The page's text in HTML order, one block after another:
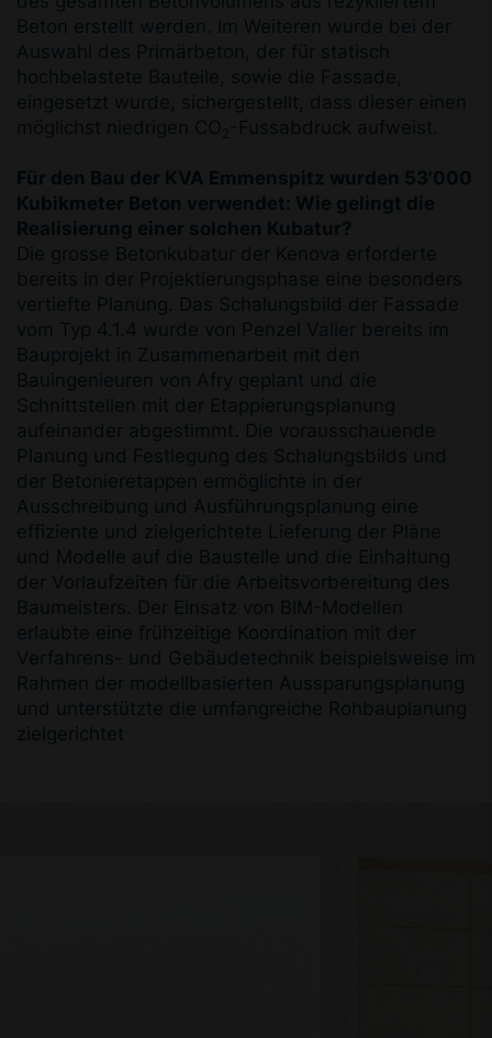
Beton erstellt werden. Im Weiteren wurde bei der
Auswahl des Primärbeton, der für statisch
hochbelastete Bauteile, sowie die Fassade,
eingesetzt wurde, sichergestellt, dass dieser einen
möglichst niedrigen CO
-Fussabdruck aufweist.
Für den Bau der KVA Emmenspitz wurden 53'000
Kubikmeter Beton verwendet: Wie gelingt die
Realisierung einer solchen Kubatur?
Die grosse Betonkubatur der Kenova erforderte
bereits in der Projektierungsphase eine besonders
vertiefte Planung. Das Schalungsbild der Fassade
vom Typ 4.1.4 wurde von Penzel Valier bereits im
Bauprojekt in Zusammenarbeit mit den
Bauingenieuren von Afry geplant und die
Schnittstellen mit der Etappierungsplanung
aufeinander abgestimmt. Die vorausschauende
Planung und Festlegung des Schalungsbilds und
der Betonieretappen ermöglichte in der
Ausschreibung und Ausführungsplanung eine
effiziente und zielgerichtete Lieferung der Pläne
und Modelle auf die Baustelle und die Einhaltung
der Vorlaufzeiten für die Arbeitsvorbereitung des
Baumeisters. Der Einsatz von BIM-Modellen
erlaubte eine frühzeitige Koordination mit der
Verfahrens- und Gebäudetechnik beispielsweise im
Rahmen der modellbasierten Aussparungsplanung
und unterstützte die umfangreiche Rohbauplanung
zielgerichtet